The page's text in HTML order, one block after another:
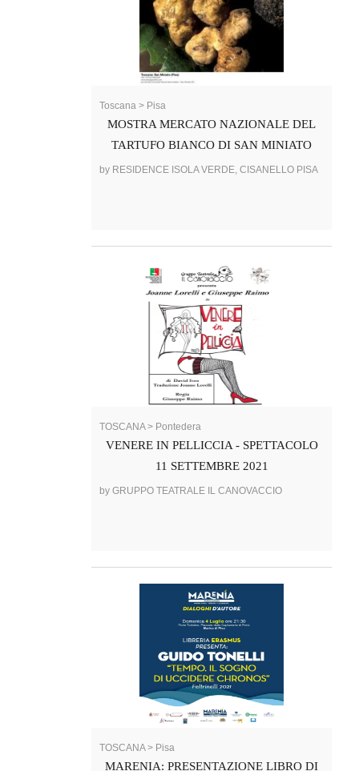
Toscana > Pisa
MOSTRA MERCATO NAZIONALE DEL
TARTUFO BIANCO DI SAN MINIATO
by RESIDENCE ISOLA VERDE, CISANELLO PISA
TOSCANA > Pontedera
VENERE IN PELLICCIA - SPETTACOLO
11 SETTEMBRE 2021
by GRUPPO TEATRALE IL CANOVACCIO
TOSCANA > Pisa
MARENIA: PRESENTAZIONE LIBRO DI